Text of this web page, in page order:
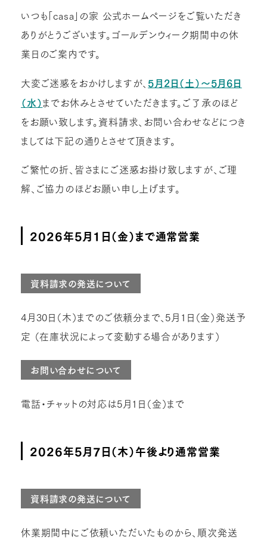
いつも「casa」の家 公式ホームページをご覧いただき
ありがとうございます。ゴールデンウィーク期間中の休
業日のご案内です。
大変ご迷惑をおかけしますが、 5月2日（土）～5月6日
（水）までお休みとさせていただきます。ご了承のほど
をお願い致します。資料請求、お問い合わせなどにつき
ましては下記の通りとさせて頂きます。
ご繁忙の折、皆さまにご迷惑お掛け致しますが、ご理
解、ご協力のほどお願い申し上げます。
2026年5月1日（金）まで通常営業
資料請求の発送について
4月30日（木）までのご依頼分まで、5月1日（金）発送予
定 （在庫状況によって変動する場合があります）
お問い合わせについて
電話・チャットの対応は5月1日（金）まで
2026年5月7日（木）午後より通常営業
資料請求の発送について
休業期間中にご依頼いただいたものから、順次発送